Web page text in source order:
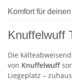
Komfort für
Knuffelwuff
Die
von Knuffelwuff
Liegeplatz –